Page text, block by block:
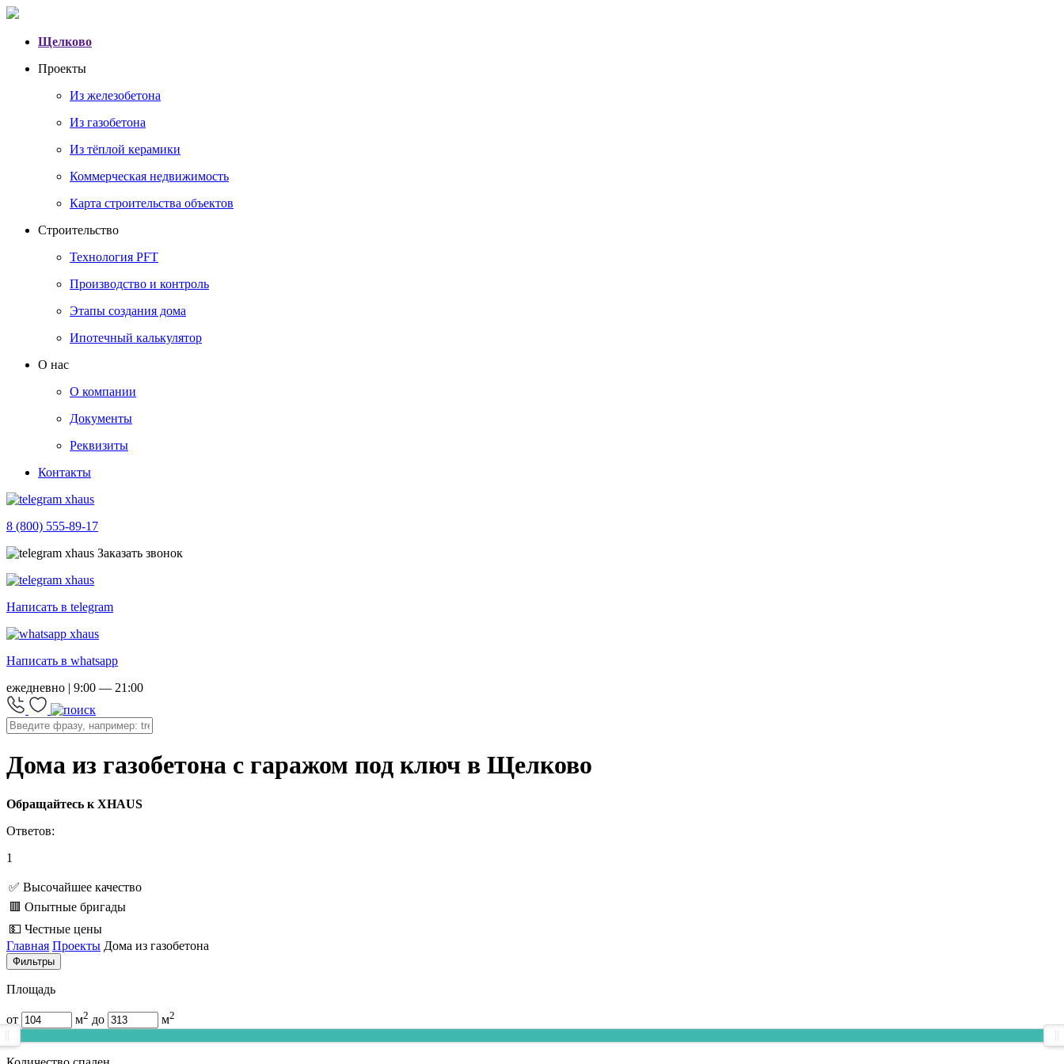
Щелково
Проекты
Из железобетона
Из газобетона
Из тёплой керамики
Коммерческая недвижимость
Карта строительства объектов
Строительство
Технология PFT
Производство и контроль
Этапы создания дома
Ипотечный калькулятор
О нас
О компании
Документы
Реквизиты
Контакты
8 (800) 555-89-17
Заказать звонок
Написать в telegram
Написать в whatsapp
ежедневно | 9:00 — 21:00
Дома из газобетона с гаражом под ключ в Щелково
Обращайтесь к XHAUS
Ответов:
1
✅ Высочайшее качество
🟥 Опытные бригады
💵 Честные цены
Главная Проекты Дома из газобетона
Фильтры
Площадь
от м2 до м2